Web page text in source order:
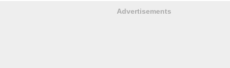
Advertisements